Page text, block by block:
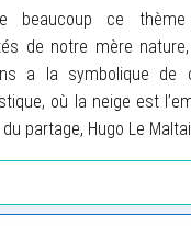
beaucoup ce
de notre mère
a la symbolique de
où la neige est
partage, Hugo Le